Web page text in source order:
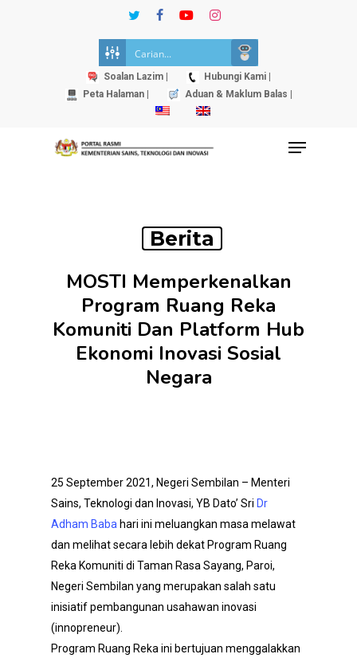
twitterfacebookyoutubeinstagram
Soalan Lazim |
Hubungi Kami |
Peta Halaman |
Aduan & Maklum Balas |
Menu
Berita
MOSTI Memperkenalkan
Program Ruang Reka
Komuniti Dan Platform Hub
Ekonomi Inovasi Sosial
Negara
25 September 2021, Negeri Sembilan – Menteri
Sains, Teknologi dan Inovasi, YB Dato’ Sri Dr
Adham Baba hari ini meluangkan masa melawat
dan melihat secara lebih dekat Program Ruang
Reka Komuniti di Taman Rasa Sayang, Paroi,
Negeri Sembilan yang merupakan salah satu
inisiatif pembangunan usahawan inovasi
(innopreneur).
Program Ruang Reka ini bertujuan menggalakkan